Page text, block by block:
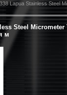
Lapua Stainless Steel
Steel Micrometer
м